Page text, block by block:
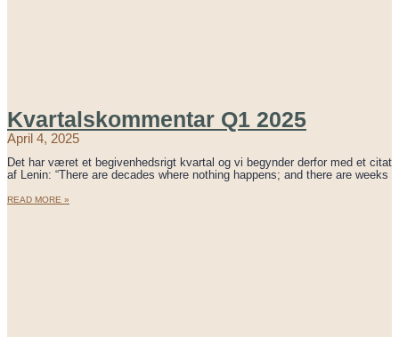
Kvartalskommentar Q1 2025
April 4, 2025
Det har været et begivenhedsrigt kvartal og vi begynder derfor med et citat
af Lenin: “There are decades where nothing happens; and there are weeks
READ MORE »